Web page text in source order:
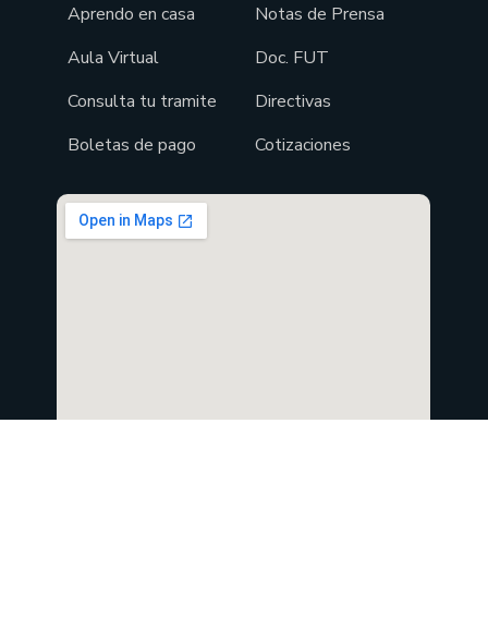
Aprendo en casa
Aula Virtual
Consulta tu tramite
Boletas de pago
Notas de Prensa
Doc. FUT
Directivas
Cotizaciones